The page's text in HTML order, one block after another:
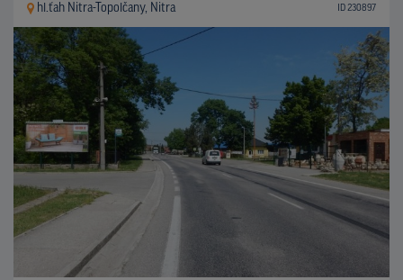
hl.ťah Nitra-Topolčany, Nitra ID 230897